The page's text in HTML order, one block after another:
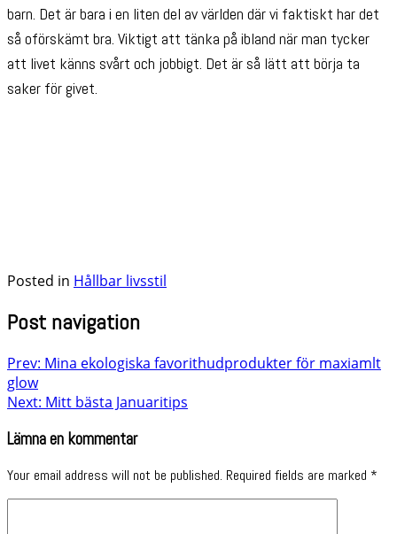
barn. Det är bara i en liten del av världen där vi faktiskt har det
så oförskämt bra. Viktigt att tänka på ibland när man tycker
att livet känns svårt och jobbigt. Det är så lätt att börja ta
saker för givet.
Posted in Hållbar livsstil
Post navigation
Prev: Mina ekologiska favorithudprodukter för maxiamlt
glow
Next: Mitt bästa Januaritips
Lämna en kommentar
Your email address will not be published. Required fields are marked *